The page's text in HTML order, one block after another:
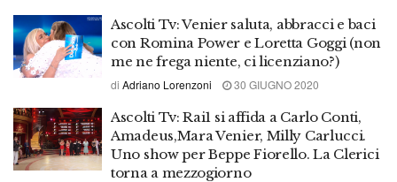
Ascolti Tv: Venier saluta, abbracci e baci
con Romina Power e Loretta Goggi (non
me ne frega niente, ci licenziano?)
di Adriano Lorenzoni 30 GIUGNO 2020
Ascolti Tv: Rai1 si affida a Carlo Conti,
Amadeus,Mara Venier, Milly Carlucci.
Uno show per Beppe Fiorello. La Clerici
torna a mezzogiorno